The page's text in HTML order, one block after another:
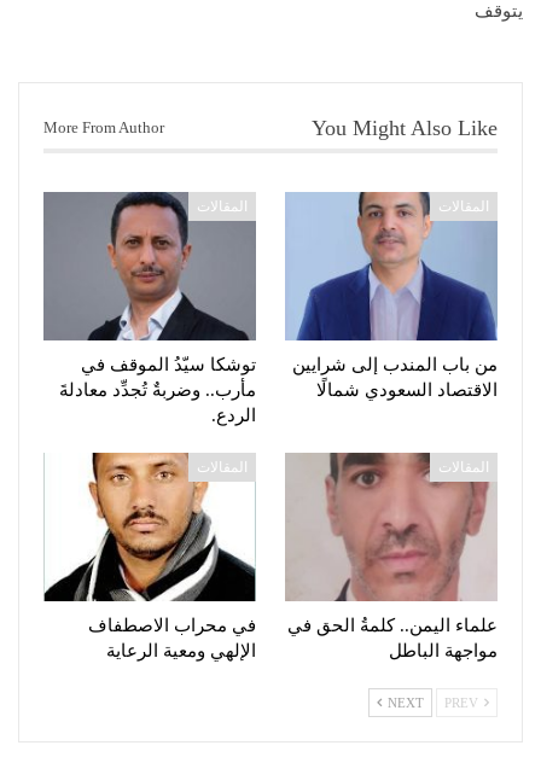
يتوقف
You Might Also Like
More From Author
المقالات
من باب المندب إلى شرايين
الاقتصاد السعودي شمالًا
المقالات
توشكا سيّدُ الموقف في
مأرب.. وضربةٌ تُجدِّد معادلةَ
الردع.
المقالات
علماء اليمن.. كلمةُ الحق في
مواجهة الباطل
المقالات
في محراب الاصطفاف
الإلهي ومعية الرعاية
NEXT